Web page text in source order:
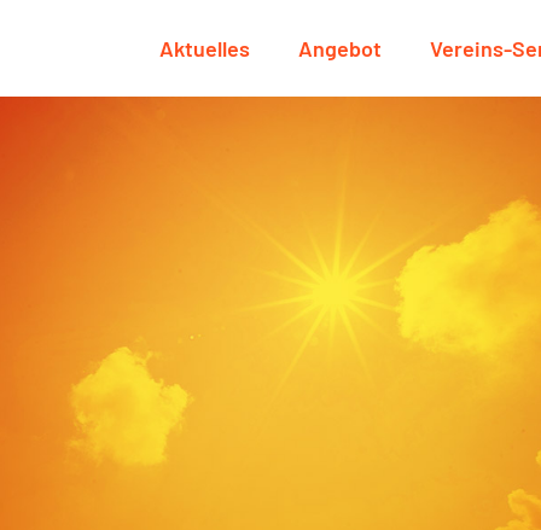
Aktuelles Angebot Vereins-